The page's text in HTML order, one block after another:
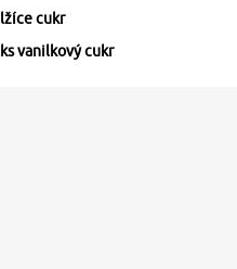
lžíce cukr
ks vanilkový cukr